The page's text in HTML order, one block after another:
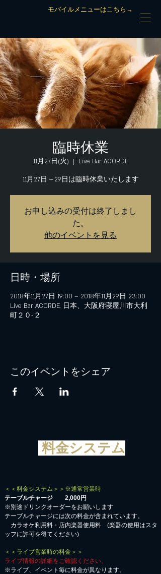
モバイルメニューはこちら→
臨時休業
11月27日(火)
  |
Live Bar ACORDE
11月27日～29日は臨時休業いたします
お申し込みの受付は終了しまし
た。
他のイベントを見る
日時・場所
2018年11月27日 19:00 – 2018年11月29日 23:00
Live Bar ACORDE, 日本、大阪府寝屋川市大利
町２０−２
このイベントをシェア
料金システム
＜＜料金システム＞＞※通常営業時
テーブルチャージ 2,000円
※別途ドリンクオーダーをお願いします
テーブルチャージには次の料金が含まれています。
カラオケ利用料・店内楽器使用料 (楽器の使用はスタ
ッフに許可を得てください)
＜＜ライブ営業時の料金＞＞
ライブ情報の詳細をご確認ください。
※ライブ、イベント毎に料金が異なります。